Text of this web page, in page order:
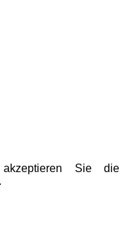
Sie die